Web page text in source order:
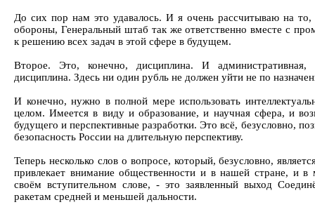
До сих пор нам это удавалось. И я очень рассчитываю на то,
обороны, Генеральный штаб так же ответственно вместе с
к решению всех задач в этой сфере в будущем.
Второе. Это, конечно, дисциплина. И административная,
дисциплина. Здесь ни один рубль не должен уйти не по
И конечно, нужно в полной мере использовать
целом. Имеется в виду и образование, и научная сфера, и
будущего и перспективные разработки. Это всё, безусловно,
безопасность России на длительную перспективу.
Теперь несколько слов о вопросе, который, безусловно,
привлекает внимание общественности и в нашей стране, и
своём вступительном слове, - это заявленный выход
ракетам средней и меньшей дальности.